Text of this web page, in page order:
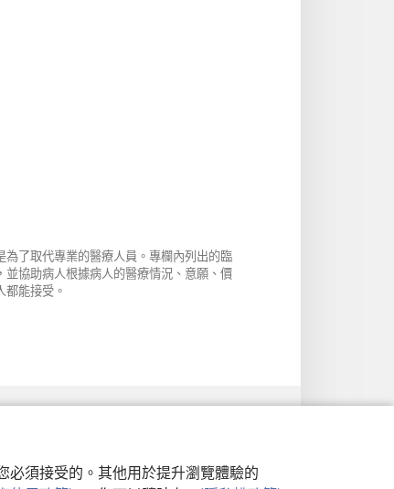
須接受的。其他用於提升瀏覽體驗的
了取代專業的醫療人員。專欄內列出的臨
協助病人根據病人的醫療情況、意願、價
能接受。